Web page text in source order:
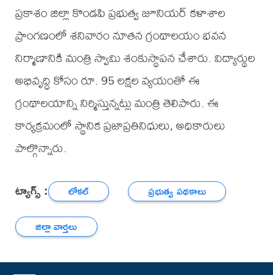
ప్రకాశం జిల్లా కొండపి ప్రభుత్వ జూనియర్ కళాశాల
ప్రాంగణంలో శనివారం నూతన గ్రంథాలయం భవన
నిర్మాణానికి మంత్రి స్వామి శంకుస్థాపన చేశారు. విద్యార్థుల
అభివృద్ధి కోసం రూ. 95 లక్షల వ్యయంతో ఈ
గ్రంథాలయాన్ని నిర్మిస్తున్నట్లు మంత్రి తెలిపారు. ఈ
కార్యక్రమంలో స్థానిక ప్రజాప్రతినిధులు, అధికారులు
పాల్గొన్నారు.
ట్యాగ్స్ : లోకల్
ప్రభుత్వ పథకాలు
జిల్లా వార్తలు